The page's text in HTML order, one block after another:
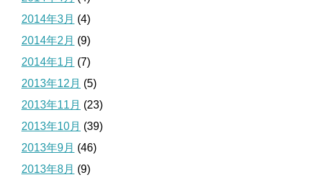
2014年3月 (4)
2014年2月 (9)
2014年1月 (7)
2013年12月 (5)
2013年11月 (23)
2013年10月 (39)
2013年9月 (46)
2013年8月 (9)